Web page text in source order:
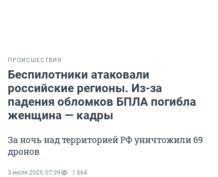
ПРОИСШЕСТВИЯ
Беспилотники атаковали
российские регионы. Из-за
падения обломков БПЛА погибла
женщина — кадры
За ночь над территорией РФ уничтожили 69
дронов
3 июля 2025, 07:39 1 664